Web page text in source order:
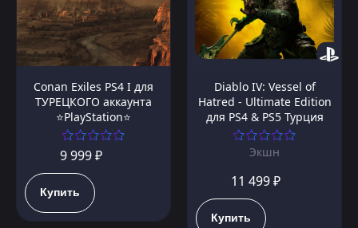
Conan Exiles PS4 I для
ТУРЕЦКОГО аккаунта
⭐PlayStation⭐
9 999 ₽
Купить
Diablo IV: Vessel of
Hatred - Ultimate Edition
для PS4 & PS5 Турция
Экшн
11 499 ₽
Купить